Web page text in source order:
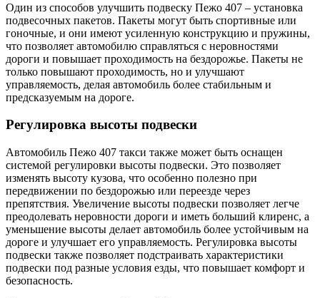
Один из способов улучшить подвеску Пежо 407 – установка
подвесочных пакетов. Пакеты могут быть спортивные или
гоночные, и они имеют усиленную конструкцию и пружины,
что позволяет автомобилю справляться с неровностями
дороги и повышает проходимость на бездорожье. Пакеты не
только повышают проходимость, но и улучшают
управляемость, делая автомобиль более стабильным и
предсказуемым на дороге.
Регулировка высоты подвески
Автомобиль Пежо 407 такси также может быть оснащен
системой регулировки высоты подвески. Это позволяет
изменять высоту кузова, что особенно полезно при
передвижении по бездорожью или переезде через
препятствия. Увеличение высоты подвески позволяет легче
преодолевать неровности дороги и иметь больший клиренс, а
уменьшение высоты делает автомобиль более устойчивым на
дороге и улучшает его управляемость. Регулировка высоты
подвески также позволяет подстраивать характеристики
подвески под разные условия езды, что повышает комфорт и
безопасность.